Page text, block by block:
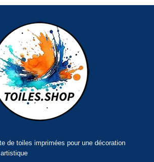
de toiles imprimées pour une décoration